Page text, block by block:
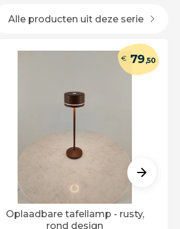
Alle producten uit deze serie
Oplaadbare tafellamp - rusty,
rond design
€79,50